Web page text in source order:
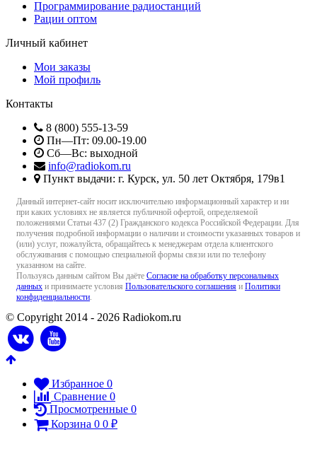
Программирование радиостанций
Рации оптом
Личный кабинет
Мои заказы
Мой профиль
Контакты
8 (800) 555-13-59
Пн—Пт: 09.00-19.00
Сб—Вс: выходной
info@radiokom.ru
Пункт выдачи: г. Курск, ул. 50 лет Октября, 179в1
Данный интернет-сайт носит исключительно информационный характер и ни
при каких условиях не является публичной офертой, определяемой
положениями Статьи 437 (2) Гражданского кодекса Российской Федерации. Для
получения подробной информации о наличии и стоимости указанных товаров и
(или) услуг, пожалуйста, обращайтесь к менеджерам отдела клиентского
обслуживания с помощью специальной формы связи или по телефону
указанном на сайте.
Пользуясь данным сайтом Вы даёте Согласие на обработку персональных
данных и принимаете условия Пользовательского соглашения и Политики
конфиденциальности
© Copyright 2014 - 2026 Radiokom.ru
Избранное 0
Сравнение 0
Просмотренные 0
Корзина 0 0 ₽